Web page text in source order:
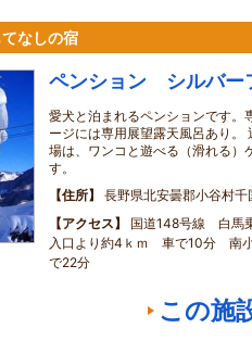
なしの宿
ペンション シルバー
愛犬と泊まれるペンションです。
ージには専用展望露天風呂あり。
場は、ワンコと遊べる（滑れる）
す。
住所
長野県北安曇郡小谷村
アクセス
国道148号線 白馬
入口より約4ｋｍ 車で10分 南
で22分
この施